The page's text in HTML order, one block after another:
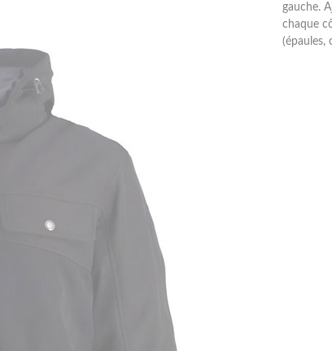
gauche.
chaque
(épaules,